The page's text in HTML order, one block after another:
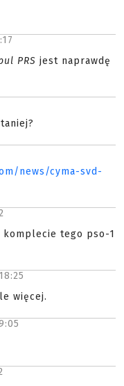
PRS jest naprawdę
news/cyma-svd-
komplecie tego pso-1
18:25
więcej.